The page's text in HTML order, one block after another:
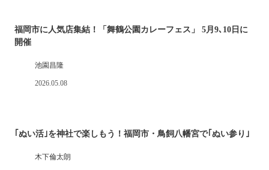
福岡市に人気店集結！「舞鶴公園カレーフェス」 5月9､10日に
開催
池園昌隆
2026.05.08
｢ぬい活｣を神社で楽しもう！福岡市・鳥飼八幡宮で｢ぬい参り｣
木下倫太朗